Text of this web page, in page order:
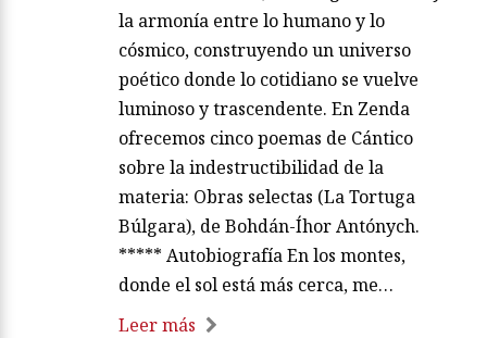
la armonía entre lo humano y lo
cósmico, construyendo un universo
poético donde lo cotidiano se vuelve
luminoso y trascendente. En Zenda
ofrecemos cinco poemas de Cántico
sobre la indestructibilidad de la
materia: Obras selectas (La Tortuga
Búlgara), de Bohdán-Íhor Antónych.
***** Autobiografía En los montes,
donde el sol está más cerca, me…
Leer más